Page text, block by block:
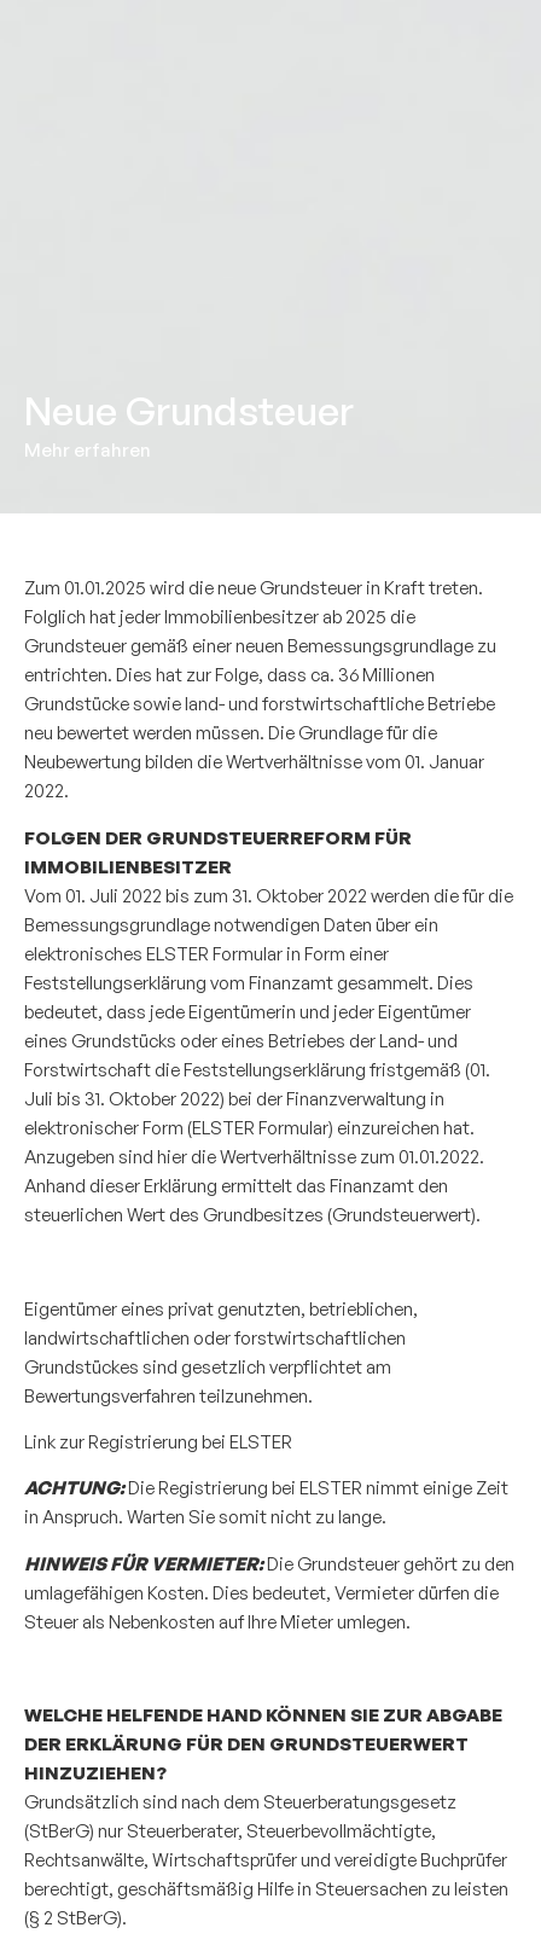
Neue Grundsteuer
Mehr erfahren
Zum 01.01.2025 wird die neue Grundsteuer in Kraft treten.
Folglich hat jeder Immobilienbesitzer ab 2025 die
Grundsteuer gemäß einer neuen Bemessungsgrundlage zu
entrichten. Dies hat zur Folge, dass ca. 36 Millionen
Grundstücke sowie land- und forstwirtschaftliche Betriebe
neu bewertet werden müssen. Die Grundlage für die
Neubewertung bilden die Wertverhältnisse vom 01. Januar
2022.
FOLGEN DER GRUNDSTEUERREFORM FÜR
IMMOBILIENBESITZER
Vom 01. Juli 2022 bis zum 31. Oktober 2022 werden die für die
Bemessungsgrundlage notwendigen Daten über ein
elektronisches ELSTER Formular in Form einer
Feststellungserklärung vom Finanzamt gesammelt. Dies
bedeutet, dass jede Eigentümerin und jeder Eigentümer
eines Grundstücks oder eines Betriebes der Land- und
Forstwirtschaft die Feststellungserklärung fristgemäß (01.
Juli bis 31. Oktober 2022) bei der Finanzverwaltung in
elektronischer Form (ELSTER Formular) einzureichen hat.
Anzugeben sind hier die Wertverhältnisse zum 01.01.2022.
Anhand dieser Erklärung ermittelt das Finanzamt den
steuerlichen Wert des Grundbesitzes (Grundsteuerwert).
Eigentümer eines privat genutzten, betrieblichen,
landwirtschaftlichen oder forstwirtschaftlichen
Grundstückes sind gesetzlich verpflichtet am
Bewertungsverfahren teilzunehmen.
Link zur Registrierung bei ELSTER
ACHTUNG:Die Registrierung bei ELSTER nimmt einige Zeit
in Anspruch. Warten Sie somit nicht zu lange.
HINWEIS FÜR VERMIETER:Die Grundsteuer gehört zu den
umlagefähigen Kosten. Dies bedeutet, Vermieter dürfen die
Steuer als Nebenkosten auf Ihre Mieter umlegen.
WELCHE HELFENDE HAND KÖNNEN SIE ZUR ABGABE
DER ERKLÄRUNG FÜR DEN GRUNDSTEUERWERT
HINZUZIEHEN?
Grundsätzlich sind nach dem Steuerberatungsgesetz
(StBerG) nur Steuerberater, Steuerbevollmächtigte,
Rechtsanwälte, Wirtschaftsprüfer und vereidigte Buchprüfer
berechtigt, geschäftsmäßig Hilfe in Steuersachen zu leisten
(§ 2 StBerG).